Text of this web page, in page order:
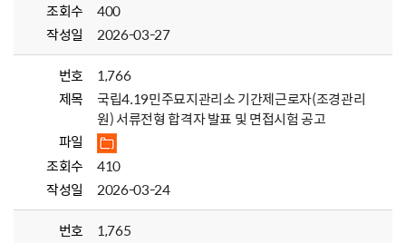
조회수
400
작성일
2026-03-27
번호
1,766
제목
국립4.19민주묘지관리소 기간제근로자(조경관리
원) 서류전형 합격자 발표 및 면접시험 공고
파일
조회수
410
작성일
2026-03-24
번호
1,765